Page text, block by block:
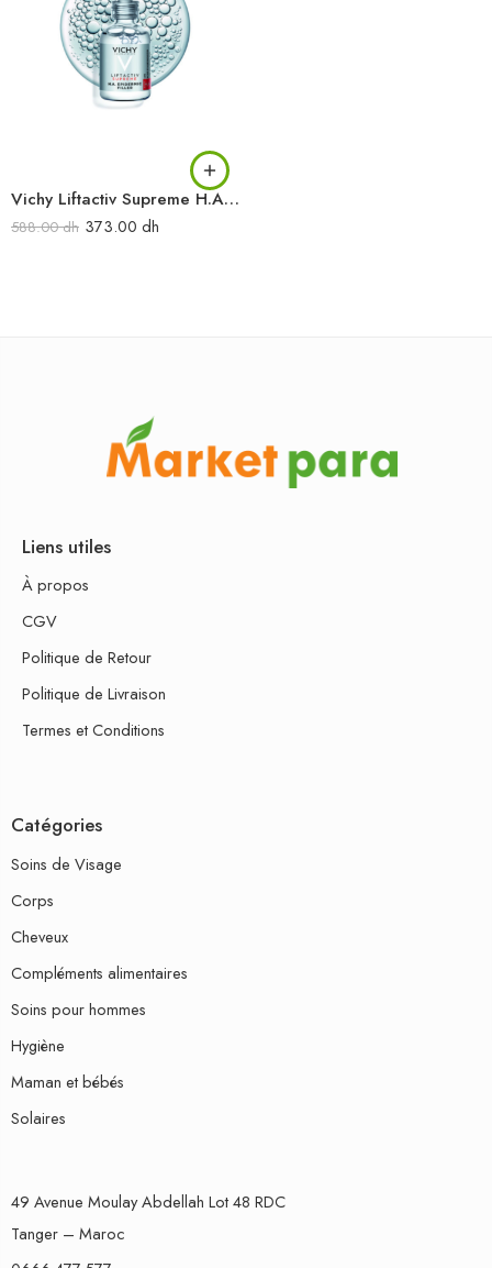
Vichy Liftactiv Supreme H.A. Sérum Epidermic Filler Rides & fermeté 30 ml
588.00dh 373.00 dh
Liens utiles
À propos
CGV
Politique de Retour
Politique de Livraison
Termes et Conditions
Catégories
Soins de Visage
Corps
Cheveux
Compléments alimentaires
Soins pour hommes
Hygiène
Maman et bébés
Solaires
49 Avenue Moulay Abdellah Lot 48 RDC
Tanger – Maroc